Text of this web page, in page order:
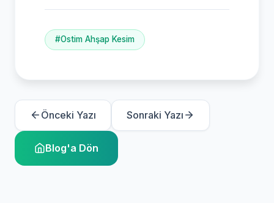
#Ostim Ahşap Kesim
Önceki Yazı Sonraki Yazı
Blog'a Dön